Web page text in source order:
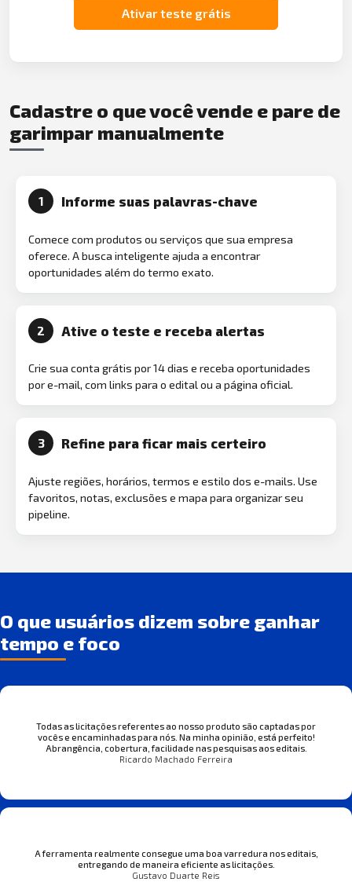
Ativar teste grátis
Cadastre o que você vende e pare de
garimpar manualmente
1 Informe suas palavras-chave
Comece com produtos ou serviços que sua empresa
oferece. A busca inteligente ajuda a encontrar
oportunidades além do termo exato.
2 Ative o teste e receba alertas
Crie sua conta grátis por 14 dias e receba oportunidades
por e-mail, com links para o edital ou a página oficial.
3 Refine para ficar mais certeiro
Ajuste regiões, horários, termos e estilo dos e-mails. Use
favoritos, notas, exclusões e mapa para organizar seu
pipeline.
O que usuários dizem sobre ganhar
tempo e foco
Todas as licitações referentes ao nosso produto são captadas por
vocês e encaminhadas para nós. Na minha opinião, está perfeito!
Abrangência, cobertura, facilidade nas pesquisas aos editais.
Ricardo Machado Ferreira
A ferramenta realmente consegue uma boa varredura nos editais,
entregando de maneira eficiente as licitações.
Gustavo Duarte Reis